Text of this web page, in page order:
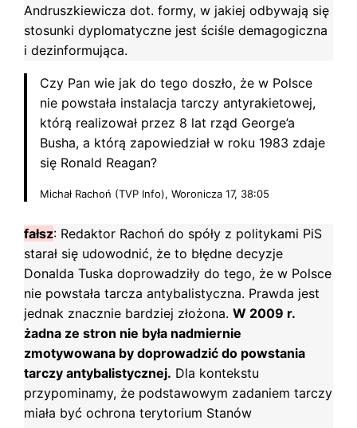
Andruszkiewicza dot. formy, w jakiej odbywają się
stosunki dyplomatyczne jest ściśle demagogiczna
i dezinformująca.
Czy Pan wie jak do tego doszło, że w Polsce
nie powstała instalacja tarczy antyrakietowej,
którą realizował przez 8 lat rząd George’a
Busha, a którą zapowiedział w roku 1983 zdaje
się Ronald Reagan?
Michał Rachoń (TVP Info), Woronicza 17, 38:05
fałsz: Redaktor Rachoń do spóły z politykami PiS
starał się udowodnić, że to błędne decyzje
Donalda Tuska doprowadziły do tego, że w Polsce
nie powstała tarcza antybalistyczna. Prawda jest
jednak znacznie bardziej złożona.W 2009 r.
żadna ze stron nie była nadmiernie
zmotywowana by doprowadzić do powstania
tarczy antybalistycznej. Dla kontekstu
przypominamy, że podstawowym zadaniem tarczy
miała być ochrona terytorium Stanów